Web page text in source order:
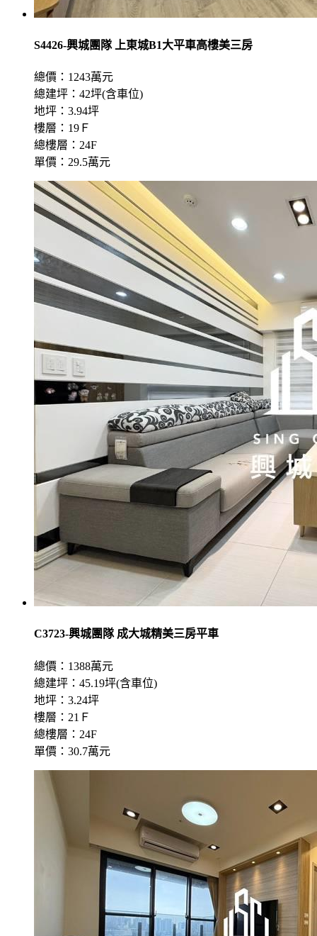
S4426-興城團隊 上東城B1大平車高樓美三房
總價：1243萬元
總建坪：42坪(含車位)
地坪：3.94坪
樓層：19Ｆ
總樓層：24F
單價：29.5萬元
C3723-興城團隊 成大城精美三房平車
總價：1388萬元
總建坪：45.19坪(含車位)
地坪：3.24坪
樓層：21Ｆ
總樓層：24F
單價：30.7萬元